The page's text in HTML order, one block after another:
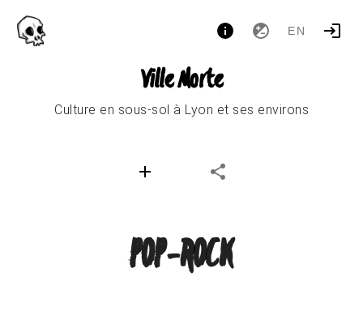
EN
Ville Morte
Culture en sous-sol à Lyon et ses environs
POP-ROCK